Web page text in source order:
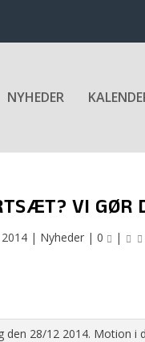
NYHEDER
VI GØR
| Nyheder| 0 |